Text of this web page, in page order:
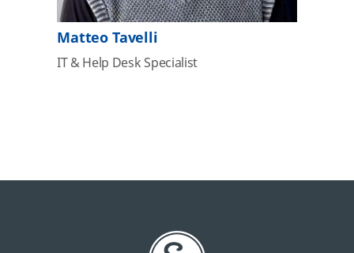
Matteo Tavelli
IT & Help Desk Specialist